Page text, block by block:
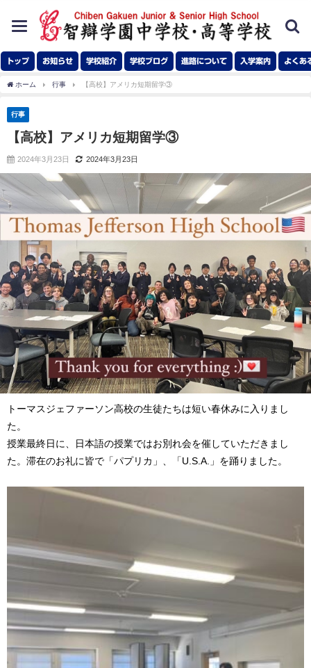
toggle
navigation
トップ お知らせ 学校紹介 学校ブログ 進路について 入学案内 よくあ
ホーム 行事 【高校】アメリカ短期留学③
行事
【高校】アメリカ短期留学③
2024年3月23日 2024年3月23日
トーマスジェファーソン高校の生徒たちは短い春休みに入りまし
た。
授業最終日に、日本語の授業ではお別れ会を催していただきまし
た。滞在のお礼に皆で「パプリカ」、「U.S.A.」を踊りました。